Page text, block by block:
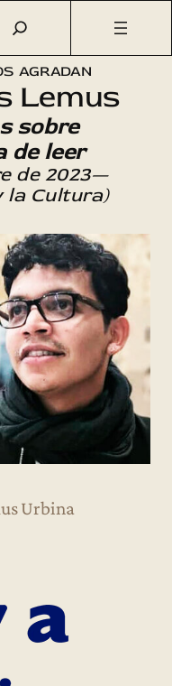
Literatura
Los libros
agradan
Lemus
sobre
de leer
de 2023—
la Cultura)
Urbina